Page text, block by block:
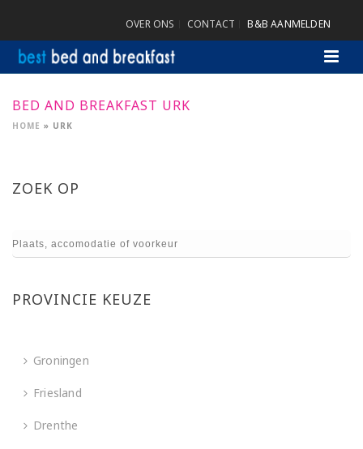
OVER ONS CONTACT B&B AANMELDEN
BED AND BREAKFAST URK
HOME » URK
ZOEK OP
PROVINCIE KEUZE
Groningen
Friesland
Drenthe